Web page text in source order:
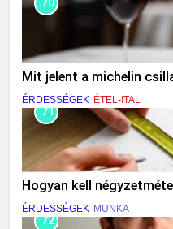
70
Mit jelent a michelin
ÉRDESSÉGEK ÉTEL-ITAL
71
Hogyan kell
ÉRDESSÉGEK MUNKA
72